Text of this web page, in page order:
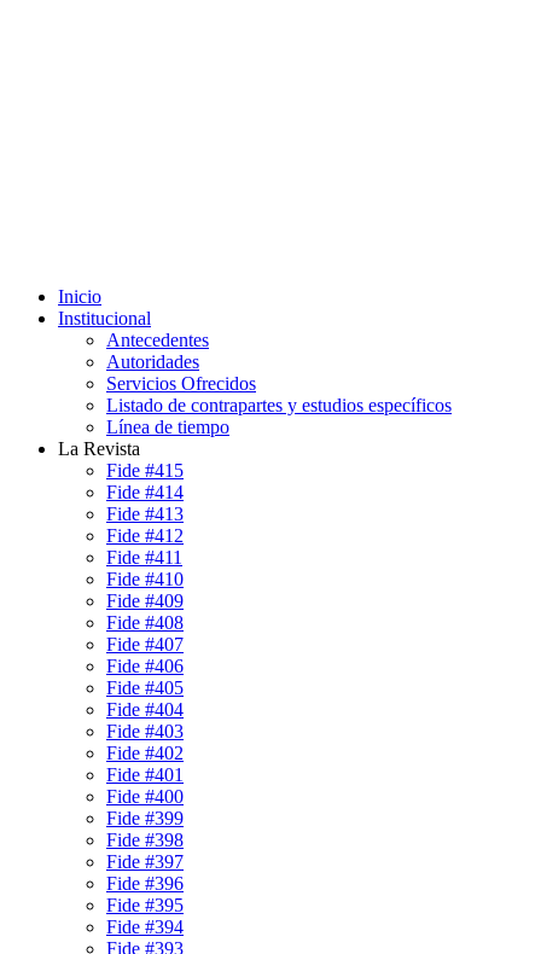
Inicio
Institucional
Antecedentes
Autoridades
Servicios Ofrecidos
Listado de contrapartes y estudios específicos
Línea de tiempo
La Revista
Fide #415
Fide #414
Fide #413
Fide #412
Fide #411
Fide #410
Fide #409
Fide #408
Fide #407
Fide #406
Fide #405
Fide #404
Fide #403
Fide #402
Fide #401
Fide #400
Fide #399
Fide #398
Fide #397
Fide #396
Fide #395
Fide #394
Fide #393